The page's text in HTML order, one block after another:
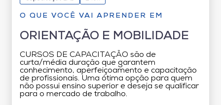
O QUE VOCÊ VAI APRENDER EM
ORIENTAÇÃO E MOBILIDADE
CURSOS DE CAPACITAÇÃO são de
curta/média duração que garantem
conhecimento, aperfeiçoamento e capacitação
de profissionais. Uma ótima opção para quem
não possui ensino superior e deseja se qualificar
para o mercado de trabalho.